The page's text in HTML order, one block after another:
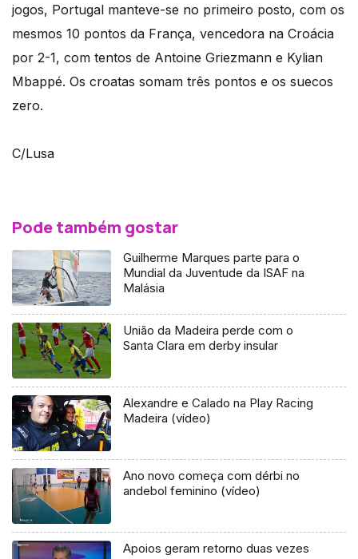
jogos, Portugal manteve-se no primeiro posto, com os
mesmos 10 pontos da França, vencedora na Croácia
por 2-1, com tentos de Antoine Griezmann e Kylian
Mbappé. Os croatas somam três pontos e os suecos
zero.
C/Lusa
Pode também gostar
Guilherme Marques parte para o
Mundial da Juventude da ISAF na
Malásia
União da Madeira perde com o
Santa Clara em derby insular
Alexandre e Calado na Play Racing
Madeira (vídeo)
Ano novo começa com dérbi no
andebol feminino (vídeo)
Apoios geram retorno duas vezes